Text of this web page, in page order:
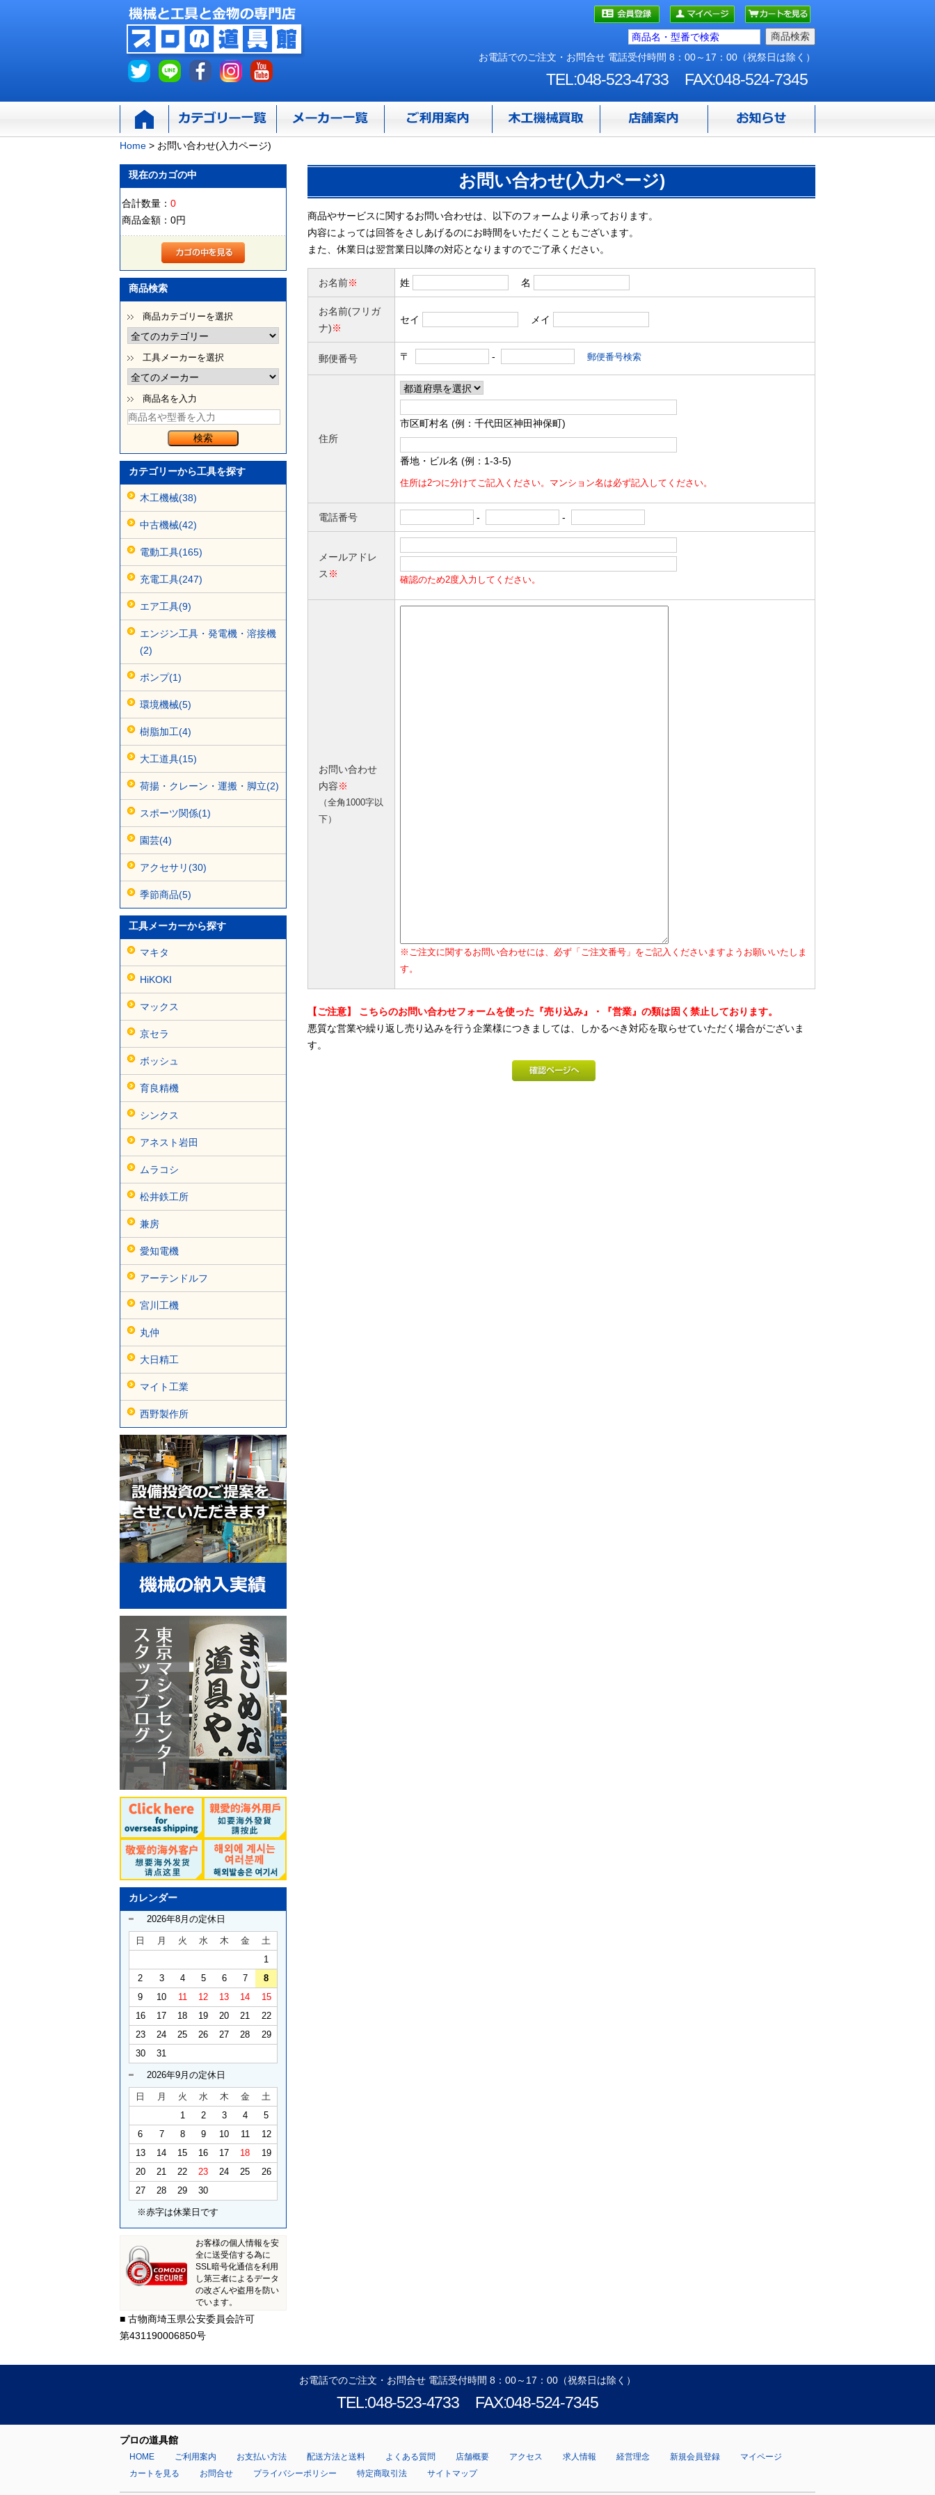
お電話でのご注文・お問合せ 電話受付時間 8：00～17：00（祝祭日は除く）
TEL:048-523-4733 FAX:048-524-7345
Home > お問い合わせ(入力ページ)
お問い合わせ(入力ページ)
商品やサービスに関するお問い合わせは、以下のフォームより承っております。
内容によっては回答をさしあげるのにお時間をいただくこともございます。
また、休業日は翌営業日以降の対応となりますのでご了承ください。
お名前※ 姓 名
お名前(フリガ
ナ)※
セイ メイ
郵便番号 〒 - 郵便番号検索
住所
市区町村名 (例：千代田区神田神保町)
番地・ビル名 (例：1-3-5)
住所は2つに分けてご記入ください。マンション名は必ず記入してください。
電話番号 - -
メールアドレ
ス ※
確認のため2度入力してください。
お問い合わせ
内容※
（全角1000字以
下）
※ご注文に関するお問い合わせには、必ず「ご注文番号」をご記入くださいますようお願いいたしま
す。
【ご注意】 こちらのお問い合わせフォームを使った『売り込み』・『営業』の類は固く禁止しております。
悪質な営業や繰り返し売り込みを行う企業様につきましては、しかるべき対応を取らせていただく場合がございま
す。
現在のカゴの中
合計数量：0
商品金額：0円
商品検索
商品カテゴリーを選択
工具メーカーを選択
商品名を入力
カテゴリーから工具を探す
木工機械(38)
中古機械(42)
電動工具(165)
充電工具(247)
エア工具(9)
エンジン工具・発電機・溶接機
(2)
ポンプ(1)
環境機械(5)
樹脂加工(4)
大工道具(15)
荷揚・クレーン・運搬・脚立(2)
スポーツ関係(1)
園芸(4)
アクセサリ(30)
季節商品(5)
工具メーカーから探す
マキタ
HiKOKI
マックス
京セラ
ボッシュ
育良精機
シンクス
アネスト岩田
ムラコシ
松井鉄工所
兼房
愛知電機
アーテンドルフ
宮川工機
丸仲
大日精工
マイト工業
西野製作所
カレンダー
2026年8月の定休日
日 月 火 水 木 金
土
1
2
3 4 5 6 7
8
9
10 11 12 13 14
15
16
17 18 19 20 21
22
23
24 25 26 27 28
29
30
31
2026年9月の定休日
日 月 火 水 木 金
土
1
2 3 4
5
6
7 8 9 10 11
12
13
14 15 16 17 18
19
20
21 22 23 24 25
26
27
28 29 30
※赤字は休業日です
お客様の個人情報を安
全に送受信する為に
SSL暗号化通信を利用
し第三者によるデータ
の改ざんや盗用を防い
でいます。
■ 古物商埼玉県公安委員会許可
第431190006850号
お電話でのご注文・お問合せ 電話受付時間 8：00～17：00（祝祭日は除く）
TEL:048-523-4733 FAX:048-524-7345
プロの道具館
HOME ご利用案内 お支払い方法 配送方法と送料 よくある質問 店舗概要 アクセス 求人情報 経営理念 新規会員登録
マイページ
カートを見る
お問合せ プライバシーポリシー 特定商取引法 サイトマップ